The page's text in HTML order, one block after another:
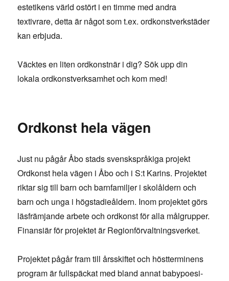
estetikens värld ostört i en timme med andra
textivrare, detta är något som t.ex. ordkonstverkstäder
kan erbjuda.
Väcktes en liten ordkonstnär i dig? Sök upp din
lokala ordkonstverksamhet och kom med!
Ordkonst hela vägen
Just nu pågår Åbo stads svenskspråkiga projekt
Ordkonst hela vägen i Åbo och i S:t Karins. Projektet
riktar sig till barn och barnfamiljer i skolåldern och
barn och unga i högstadieåldern. Inom projektet görs
läsfrämjande arbete och ordkonst för alla målgrupper.
Finansiär för projektet är Regionförvaltningsverket.
Projektet pågår fram till årsskiftet och höstterminens
program är fullspäckat med bland annat babypoesi-